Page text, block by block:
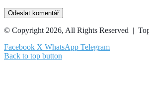
© Copyright 2026, All Rights Reserved |
Facebook X WhatsApp Telegram
Back to top button